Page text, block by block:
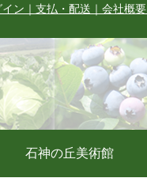
ン ｜支払・配送 ｜会社概要
石神の丘美術館